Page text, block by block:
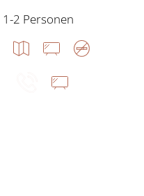
1-2 Personen